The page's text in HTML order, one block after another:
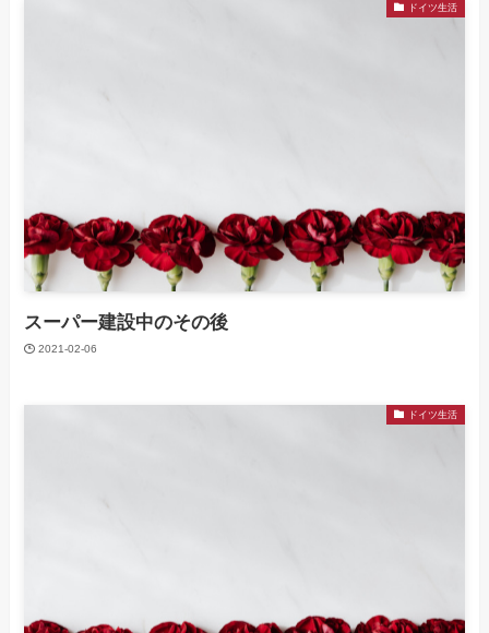
ドイツ生活
スーパー建設中のその後
2021-02-06
ドイツ生活